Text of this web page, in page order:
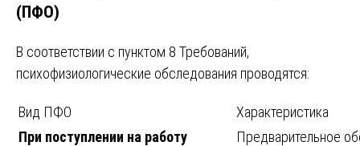
(ПФО)
В соответствии с пунктом 8 Требований,
психофизиологические обследования проводятся:
Вид ПФО
Характеристика
При поступлении на работу
Предварительное